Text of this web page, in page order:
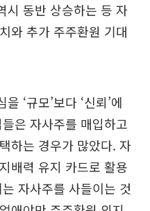
시 동반 상승하는 등 자
와 추가 주주환원 기대
‘규모’보다 ‘신뢰’에
은 자사주를 매입하고
하는 경우가 많았다. 자
배력 유지 카드로 활용
자사주를 사들이는 것